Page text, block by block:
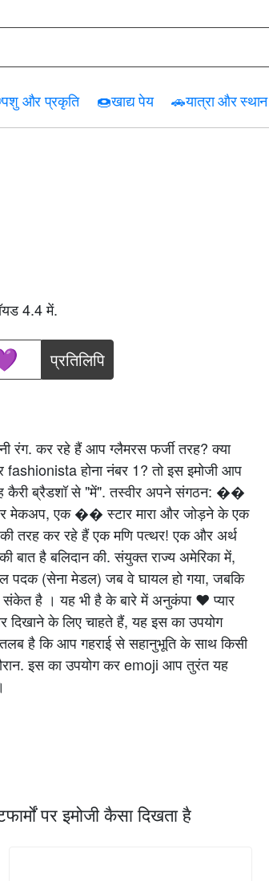
पशु और प्रकृति 🍩खाद्य पेय 🚗यात्रा और स्थान
4.4 में.
प्रतिलिपि
रंग. कर रहे हैं आप ग्लैमरस फर्जी तरह? क्या
होना नंबर 1? तो इस इमोजी आप
कैरी ब्रैडशॉ से "में". तस्वीर अपने संगठन: ��
एक �� स्टार मारा और जोड़ने के एक
तरह कर रहे हैं एक मणि पत्थर! एक और अर्थ
है बलिदान की. संयुक्त राज्य अमेरिका में,
पदक (सेना मेडल) जब वे घायल हो गया, जबकि
है । यह भी है के बारे में अनुकंपा ❤️️ प्यार
के लिए चाहते हैं, यह इस का उपयोग
है कि आप गहराई से सहानुभूति के साथ किसी
इस का उपयोग कर emoji आप तुरंत यह
पर इमोजी कैसा दिखता है